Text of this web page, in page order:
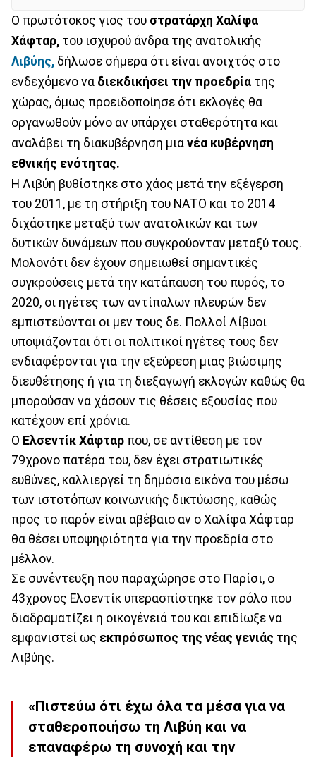
Ο πρωτότοκος γιος του στρατάρχη Χαλίφα
Χάφταρ, του ισχυρού άνδρα της ανατολικής
Λιβύης, δήλωσε σήμερα ότι είναι ανοιχτός στο
ενδεχόμενο να διεκδικήσει την προεδρία της
χώρας, όμως προειδοποίησε ότι εκλογές θα
οργανωθούν μόνο αν υπάρχει σταθερότητα και
αναλάβει τη διακυβέρνηση μια νέα κυβέρνηση
εθνικής ενότητας.
Η Λιβύη βυθίστηκε στο χάος μετά την εξέγερση
του 2011, με τη στήριξη του ΝΑΤΟ και το 2014
διχάστηκε μεταξύ των ανατολικών και των
δυτικών δυνάμεων που συγκρούονταν μεταξύ τους.
Μολονότι δεν έχουν σημειωθεί σημαντικές
συγκρούσεις μετά την κατάπαυση του πυρός, το
2020, οι ηγέτες των αντίπαλων πλευρών δεν
εμπιστεύονται οι μεν τους δε. Πολλοί Λίβυοι
υποψιάζονται ότι οι πολιτικοί ηγέτες τους δεν
ενδιαφέρονται για την εξεύρεση μιας βιώσιμης
διευθέτησης ή για τη διεξαγωγή εκλογών καθώς θα
μπορούσαν να χάσουν τις θέσεις εξουσίας που
κατέχουν επί χρόνια.
Ο Ελσεντίκ Χάφταρ που, σε αντίθεση με τον
79χρονο πατέρα του, δεν έχει στρατιωτικές
ευθύνες, καλλιεργεί τη δημόσια εικόνα του μέσω
των ιστοτόπων κοινωνικής δικτύωσης, καθώς
προς το παρόν είναι αβέβαιο αν ο Χαλίφα Χάφταρ
θα θέσει υποψηφιότητα για την προεδρία στο
μέλλον.
Σε συνέντευξη που παραχώρησε στο Παρίσι, ο
43χρονος Ελσεντίκ υπερασπίστηκε τον ρόλο που
διαδραματίζει η οικογένειά του και επιδίωξε να
εμφανιστεί ως εκπρόσωπος της νέας γενιάς της
Λιβύης.
«Πιστεύω ότι έχω όλα τα μέσα για να
σταθεροποιήσω τη Λιβύη και να
επαναφέρω τη συνοχή και την